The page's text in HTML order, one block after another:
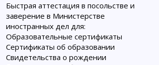
Быстрая аттестация в посольстве и
заверение в Министерстве
иностранных дел для:
Образовательные сертификаты
Сертификаты об образовании
Свидетельства о рождении